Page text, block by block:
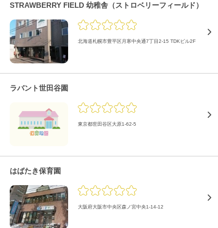
STRAWBERRY FIELD 幼稚舎（ストロベリーフィールド）
北海道札幌市豊平区月寒中央通7丁目2-15 TDKビル2F
ラバント世田谷園
東京都世田谷区大原1-62-5
はばたき保育園
大阪府大阪市中央区森ノ宮中央1-14-12